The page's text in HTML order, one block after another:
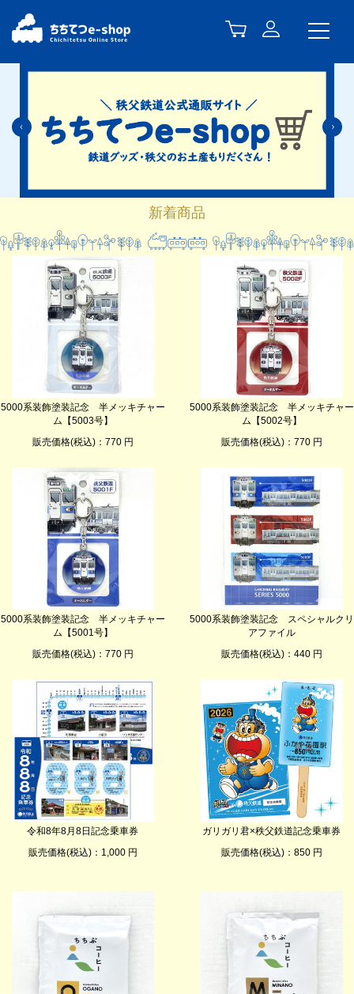
Previous
新着商品
5000系装飾塗装記念 半メッキチャー
ム【5003号】
販売価格(税込)：770 円
5000系装飾塗装記念 半メッキチャー
ム【5002号】
販売価格(税込)：770 円
5000系装飾塗装記念 半メッキチャー
ム【5001号】
販売価格(税込)：770 円
5000系装飾塗装記念 スペシャルクリ
アファイル
販売価格(税込)：440 円
令和8年8月8日記念乗車券
販売価格(税込)：1,000 円
ガリガリ君×秩父鉄道記念乗車券
販売価格(税込)：850 円